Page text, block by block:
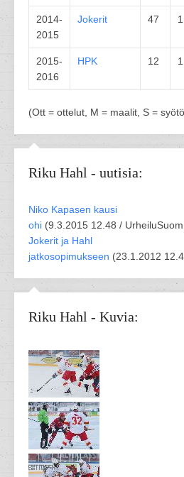
2014-
2015
Jokerit 47 1
2015-
2016
HPK 12 1
(Ott = ottelut, M = maalit, S =
Riku Hahl - uutisia:
Niko Kapasen kausi
ohi (9.3.2015 12.48 /
Jokerit ja Hahl
jatkosopimukseen (23.1.2012
Riku Hahl - Kuvia: